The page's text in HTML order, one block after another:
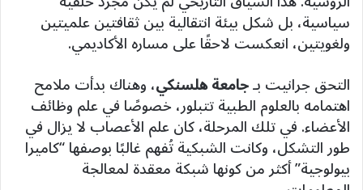
سياسية، بل شكل بيئة انتقالية بين ثقافتين علميتين
ولغويتين، انعكست لاحقًا على مساره الأكاديمي.
التحق جرانيت بـجامعة هلسنكي، وهناك بدأت ملامح
اهتمامه بالعلوم الطبية تتبلور، خصوصًا في علم وظائف
الأعضاء. في تلك المرحلة، كان علم الأعصاب لا يزال في
طور التشكل، وكانت الشبكية تُفهم غالبًا بوصفها “كاميرا
بيولوجية” أكثر من كونها شبكة معقدة لمعالجة